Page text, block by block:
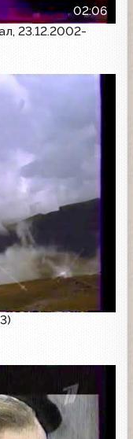
02:06
23.12.2002-